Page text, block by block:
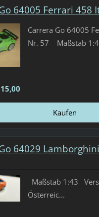
64005 Ferrari 458
Carrera Go 64005
Nr. 57 Maßstab
64029
Maßstab 1:43
Österreic...